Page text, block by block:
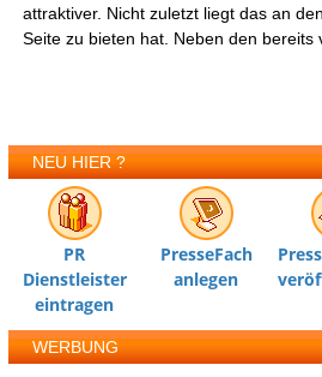
attraktiver. Nicht zuletzt liegt das an
Seite zu bieten hat. Neben den bereits
NEU HIER ?
PR
Dienstleister
eintragen
PresseFach
anlegen
WERBUNG